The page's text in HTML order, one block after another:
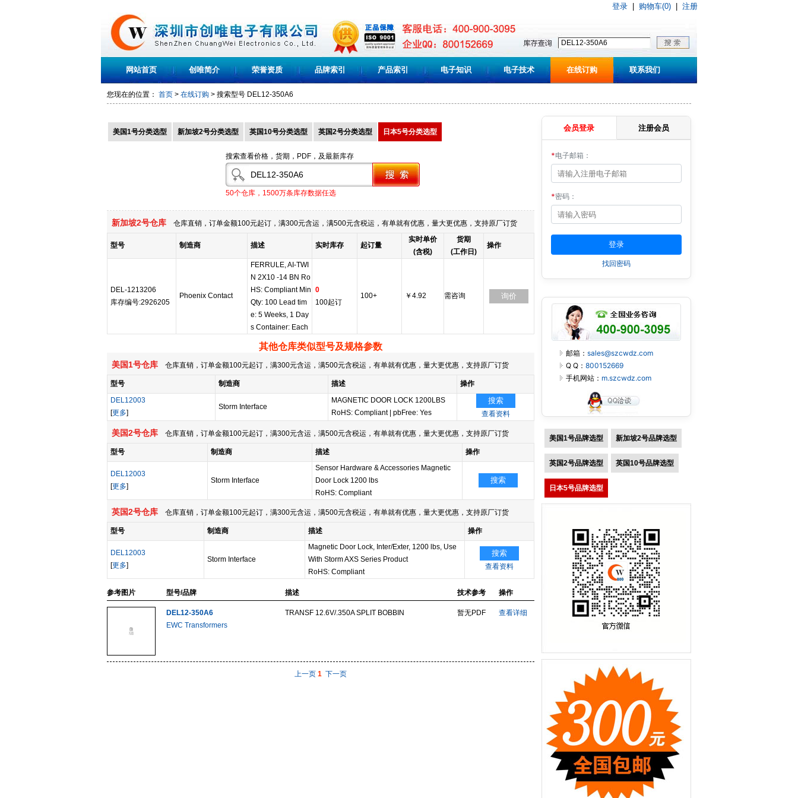
登录 购物车(0) 注册
网站首页 创唯简介 荣誉资质 品牌索引 产品索引 电子知识 电子技术 在线订购 联系我们
您现在的位置： 首页 > 在线订购 > 搜索型号 DEL12-350A6
美国1号分类选型 新加坡2号分类选型 英国10号分类选型 英国2号分类选型 日本5号分类选型
搜索查看价格，货期，PDF，及最新库存
50个仓库，1500万条库存数据任选
新加坡2号仓库 仓库直销，订单金额100元起订，满300元含运，满500元含税运，有单就有优惠，量大更优惠，支持原厂订货
型号 制造商 描述 实时库存 起订量
实时单价
(含税)
货期
(工作日)
操作
DEL-1213206
库存编号:2926205
Phoenix Contact
FERRULE, AI-TWI
N 2X10 -14 BN Ro
HS: Compliant Min
Qty: 100 Lead tim
e: 5 Weeks, 1 Day
s Container: Each
0
100起订
100+ ￥4.92 需咨询 询价
其他仓库类似型号及规格参数
美国1号仓库 仓库直销，订单金额100元起订，满300元含运，满500元含税运，有单就有优惠，量大更优惠，支持原厂订货
型号 制造商 描述
操作
DEL12003
[更多]
Storm Interface
MAGNETIC DOOR LOCK 1200LBS
RoHS: Compliant pbFree: Yes
搜索
查看资料
美国2号仓库 仓库直销，订单金额100元起订，满300元含运，满500元含税运，有单就有优惠，量大更优惠，支持原厂订货
型号 制造商 描述 操作
DEL12003
[更多]
Storm Interface
Sensor Hardware & Accessories Magnetic
Door Lock 1200 lbs
RoHS: Compliant
搜索
英国2号仓库 仓库直销，订单金额100元起订，满300元含运，满500元含税运，有单就有优惠，量大更优惠，支持原厂订货
型号 制造商 描述 操作
DEL12003
[更多]
Storm Interface
Magnetic Door Lock, Inter/Exter, 1200 lbs, Use
With Storm AXS Series Product
RoHS: Compliant
搜索
查看资料
参考图片 型号/品牌 描述 技术参考 操作
DEL12-350A6
EWC Transformers
TRANSF 12.6V/.350A SPLIT BOBBIN 暂无PDF 查看详细
上一页 1 下一页
会员登录 注册会员
*电子邮箱：
*密码：
找回密码
邮箱： sales@szcwdz.com
Q Q： 800152669
手机网站： m.szcwdz.com
美国1号品牌选型 新加坡2号品牌选型
英国2号品牌选型 英国10号品牌选型
日本5号品牌选型